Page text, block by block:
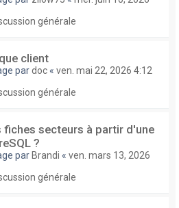
générale
client
pardoc « ven. mai 22, 2026 4:12
générale
fiches secteurs à partir d'une
?
par Brandi « ven. mars 13, 2026
générale